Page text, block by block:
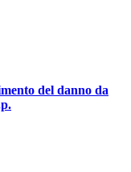
del danno da